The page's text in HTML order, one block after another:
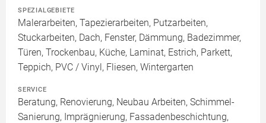
SPEZIALGEBIETE
Malerarbeiten, Tapezierarbeiten, Putzarbeiten,
Stuckarbeiten, Dach, Fenster, Dämmung, Badezimmer,
Türen, Trockenbau, Küche, Laminat, Estrich, Parkett,
Teppich, PVC / Vinyl, Fliesen, Wintergarten
SERVICE
Beratung, Renovierung, Neubau Arbeiten, Schimmel-
Sanierung, Imprägnierung, Fassadenbeschichtung,